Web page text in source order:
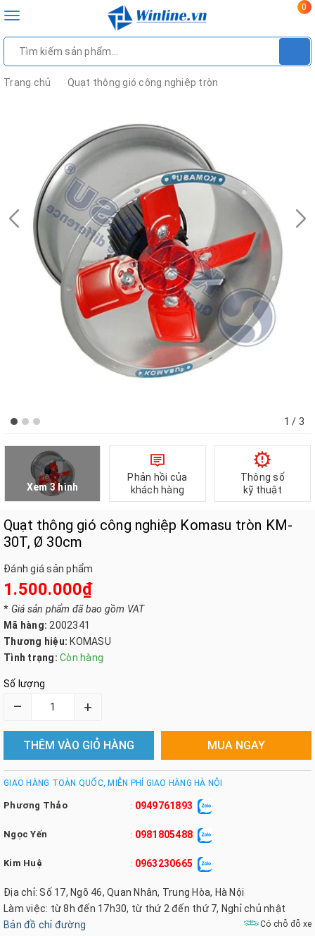
Toggle
0
Trang chủ Quạt thông gió công nghiệp tròn
1 / 3
Xem 3 hình
Phản hồi của
khách hàng
Thông số
kỹ thuật
Quạt thông gió công nghiệp Komasu tròn KM-
30T, Ø 30cm
Đánh giá sản phẩm
1.500.000₫
* Giá sản phẩm đã bao gồm VAT
Mã hàng: 2002341
Thương hiệu: KOMASU
Tình trạng: Còn hàng
Số lượng
– +
THÊM VÀO GIỎ HÀNG MUA NGAY
GIAO HÀNG TOÀN QUỐC, MIỄN PHÍ GIAO HÀNG HÀ NỘI
Phương Thảo : 0949761893
Ngọc Yến : 0981805488
Kim Huệ : 0963230665
Địa chỉ: Số 17, Ngõ 46, Quan Nhân, Trung Hòa, Hà Nội
Làm việc: từ 8h đến 17h30, từ thứ 2 đến thứ 7, Nghỉ chủ nhật
Bản đồ chỉ đường
Có chỗ đỗ xe